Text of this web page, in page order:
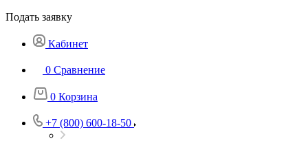
Подать заявку
Кабинет
0 Сравнение
0 Корзина
+7 (800) 600-18-50